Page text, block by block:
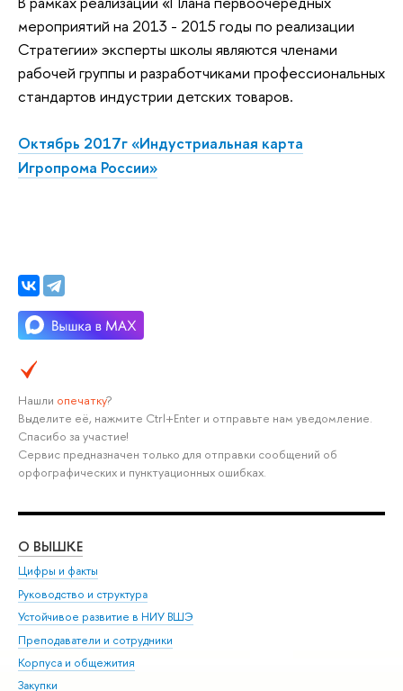
мероприятий на 2013 - 2015 годы по реализации
Стратегии» эксперты школы являются членами
рабочей группы и разработчиками профессиональных
стандартов индустрии детских товаров.
Октябрь 2017г «Индустриальная карта
Игропрома России»
Нашли опечатку?
Выделите её, нажмите Ctrl+Enter и отправьте нам уведомление.
Спасибо за участие!
Сервис предназначен только для отправки сообщений об
орфографических и пунктуационных ошибках.
О ВЫШКЕ
Цифры и факты
Руководство и структура
Устойчивое развитие в НИУ ВШЭ
Преподаватели и сотрудники
Корпуса и общежития
Закупки